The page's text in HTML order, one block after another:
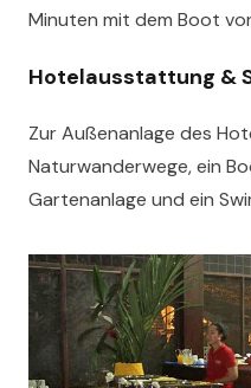
Minuten mit dem Boot
Hotelausstattung &
Zur Außenanlage des
Naturwanderwege, ein
Gartenanlage und ein